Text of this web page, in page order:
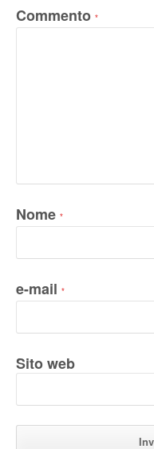
Commento *
Nome *
e-mail *
Sito web